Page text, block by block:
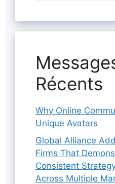
Récents
Why Online
Unique Avatars
Global Alliance
Firms That
Consistent
Across Multiple